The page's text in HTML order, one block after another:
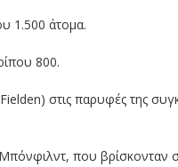
1.500 άτομα.
800.
στις παρυφές της
που βρίσκονταν